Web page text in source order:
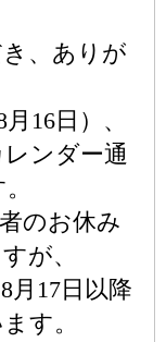
、ありが
16日）、
ンダー通
のお休み
が、
月17日以降
す。